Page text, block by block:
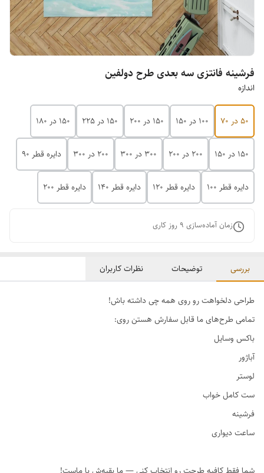
فرشینه فانتزی سه بعدی طرح دولفین
اندازه
50 در 70 100 در 150 150 در 200 150 در 225 150 در 180
150 در 150 200 در 200 300 در 300 200 در 300 دایره قطر 90
دایره قطر 100 دایره قطر 120 دایره قطر 140 دایره قطر 200
زمان آماده‌سازی 9 روز کاری
بررسی توضیحات نظرات کاربران
طراحی دلخواهت رو روی همه چی داشته باش!
تمامی طرح‌های ما قابل سفارش هستن روی:
باکس وسایل
آباژور
لوستر
ست کامل خواب
فرشینه
ساعت دیواری